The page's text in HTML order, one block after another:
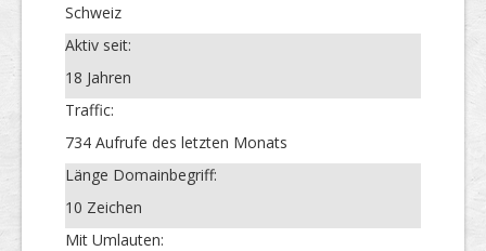
Schweiz
Aktiv seit:
18 Jahren
Traffic:
734 Aufrufe des letzten Monats
Länge Domainbegriff:
10 Zeichen
Mit Umlauten: